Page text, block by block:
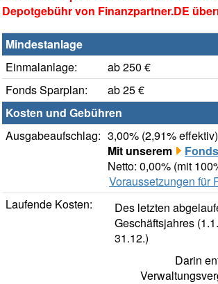
Depotgebühr von Finanzpartner.DE
Mindestanlage
Einmalanlage:
ab 250 €
Fonds Sparplan:
ab 25 €
Kosten und Gebühren
Ausgabeaufschlag: 3,00% (2,91% effektiv)
Mit unserem
Netto: 0,00% (mit
Voraussetzungen für
Laufende Kosten:
Des letzten
Geschäftsjahres
31.12.)
Darin